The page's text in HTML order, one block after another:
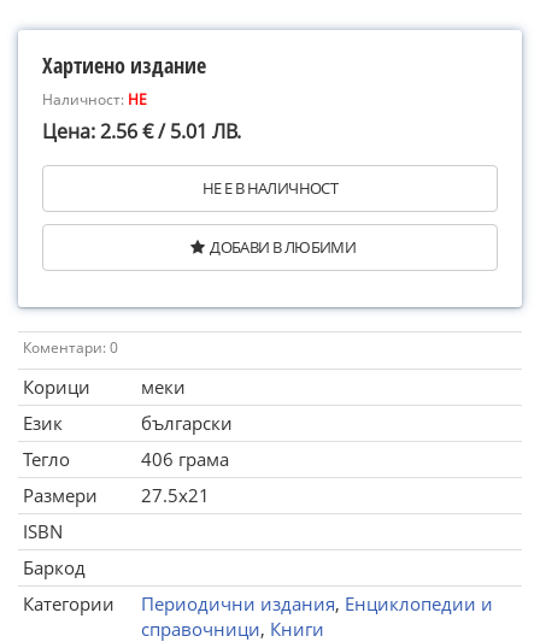
Хартиено издание
Наличност: НЕ
Цена: 2.56 € / 5.01 ЛВ.
НЕ Е В НАЛИЧНОСТ
ДОБАВИ В ЛЮБИМИ
Коментари: 0
Корици
меки
Език
български
Тегло
406 грама
Размери
27.5x21
ISBN
Баркод
Категории
Периодични издания, Енциклопедии и
справочници, Книги